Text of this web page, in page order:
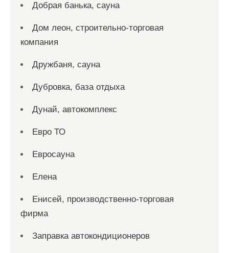
Добрая банька, сауна
Дом леон, строительно-торговая
компания
Дружбаня, сауна
Дубровка, база отдыха
Дунай, автокомплекс
Евро ТО
Евросауна
Елена
Енисей, производственно-торговая
фирма
Заправка автокондиционеров